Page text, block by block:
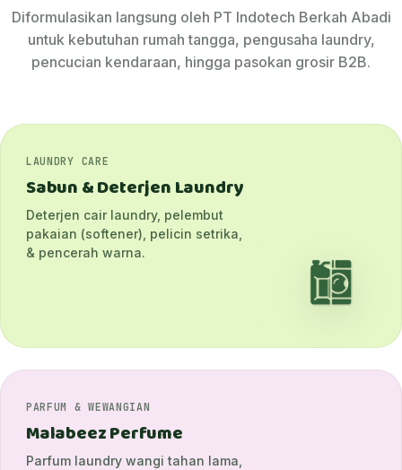
Diformulasikan langsung oleh PT Indotech Berkah Abadi
untuk kebutuhan rumah tangga, pengusaha laundry,
pencucian kendaraan, hingga pasokan grosir B2B.
LAUNDRY CARE
Sabun & Deterjen Laundry
Deterjen cair laundry, pelembut
pakaian (softener), pelicin setrika,
& pencerah warna.
PARFUM & WEWANGIAN
Malabeez Perfume
Parfum laundry wangi tahan lama,